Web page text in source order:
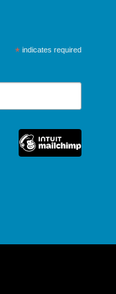
*indicates required